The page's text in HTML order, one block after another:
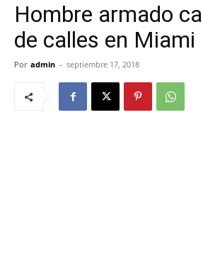
Hombre armado
de calles en Miami
Por admin - septiembre 17, 2018